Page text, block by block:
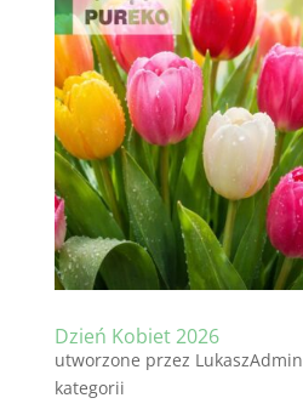
Dzień Kobiet 2026
utworzone przez LukaszAdmin
kategorii